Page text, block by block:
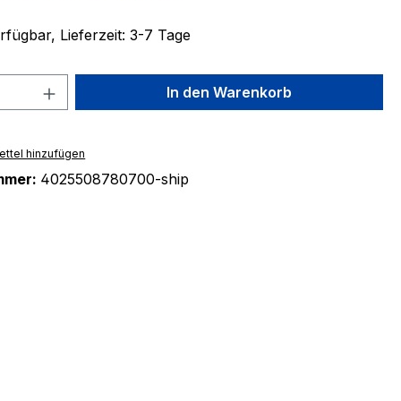
Lieferzeit: 3-7 Tage
Anzahl: Gib den gewünschten Wert
In den Warenkorb
hinzufügen
4025508780700-ship